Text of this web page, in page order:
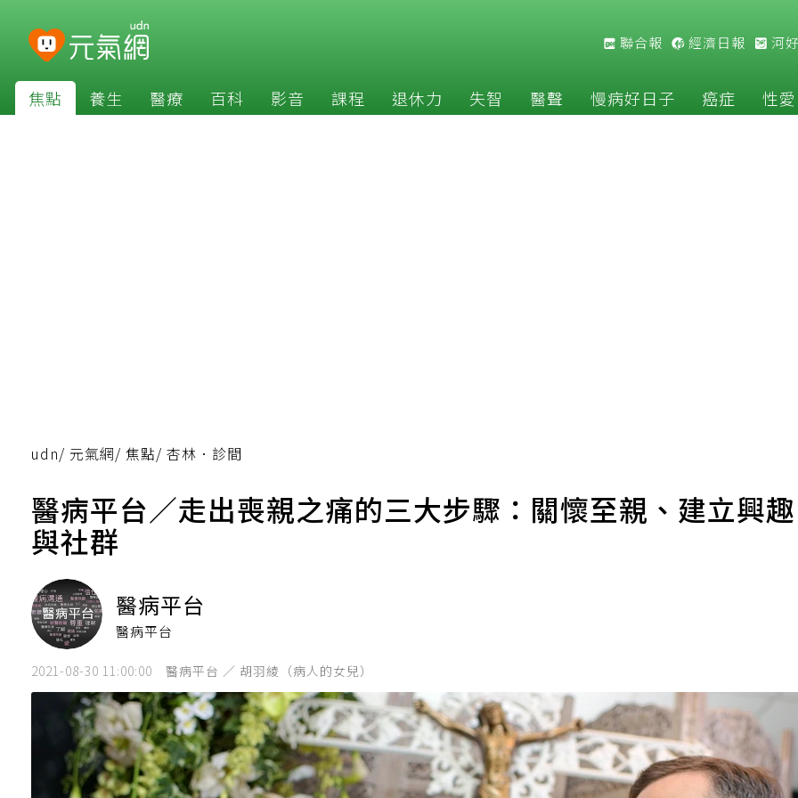
聯合報 經濟日報 河
焦點 養生 醫療 百科 影音 課程 退休力 失智 醫聲 慢病好日子 癌症 性愛
udn/ 元氣網/ 焦點/ 杏林．診間
醫病平台／走出喪親之痛的三大步驟：關懷至親、建立興
與社群
醫病平台
醫病平台
2021-08-30 11:00:00 醫病平台 ／ 胡羽綾（病人的女兒）